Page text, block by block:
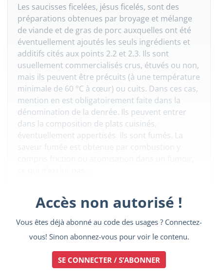
Les saucisses ficelées, jésus ficelés, sont des
préparations obtenues par broyage et mélange
de viande et de gras de porc auxquelles ont été
éventuellement ajoutés les seuls ingrédients et
additifs cités aux points 2.2 et 2.3. Ils sont
usuellement commercialisés crus, étuvés ou non,
mais ils peuvent être précuits (à une température
minimale de 60 °C à cœur) ou cuits. Dans ces cas,
mention en est obligatoirement faite dans la
dénomination de la denrée. Ils peuvent entrer
dans la composition de plats cuisinés,
éventuellement appertisés. Ils sont fumés. La
saveur fumée est obtenue par combustion y
Accès non autorisé !
Vous êtes déjà abonné au code des usages ? Connectez-
vous! Sinon abonnez-vous pour voir le contenu.
SE CONNECTER / S’ABONNER